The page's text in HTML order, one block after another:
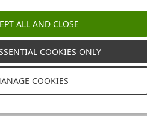
ALL AND CLOSE
COOKIES ONLY
COOKIES